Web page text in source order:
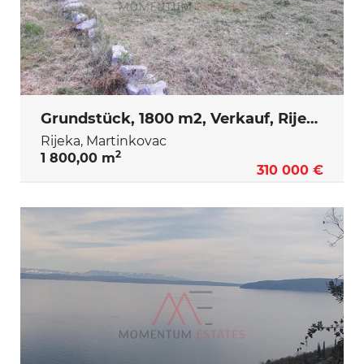
Grundstück, 1800 m2, Verkauf, Rijeka - Martinkovac
Rijeka, Martinkovac
1 800,00 m2
310 000 €